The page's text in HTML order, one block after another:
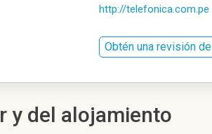
http://telefonica.com.pe
Obtén una revisión de
y del alojamiento